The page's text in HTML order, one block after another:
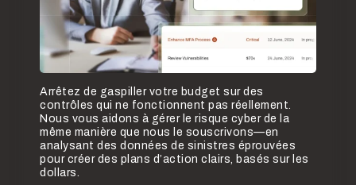
Arrêtez de gaspiller votre budget sur des
contrôles qui ne fonctionnent pas réellement.
Nous vous aidons à gérer le risque cyber de la
même manière que nous le souscrivons—en
analysant des données de sinistres éprouvées
pour créer des plans d’action clairs, basés sur les
dollars.